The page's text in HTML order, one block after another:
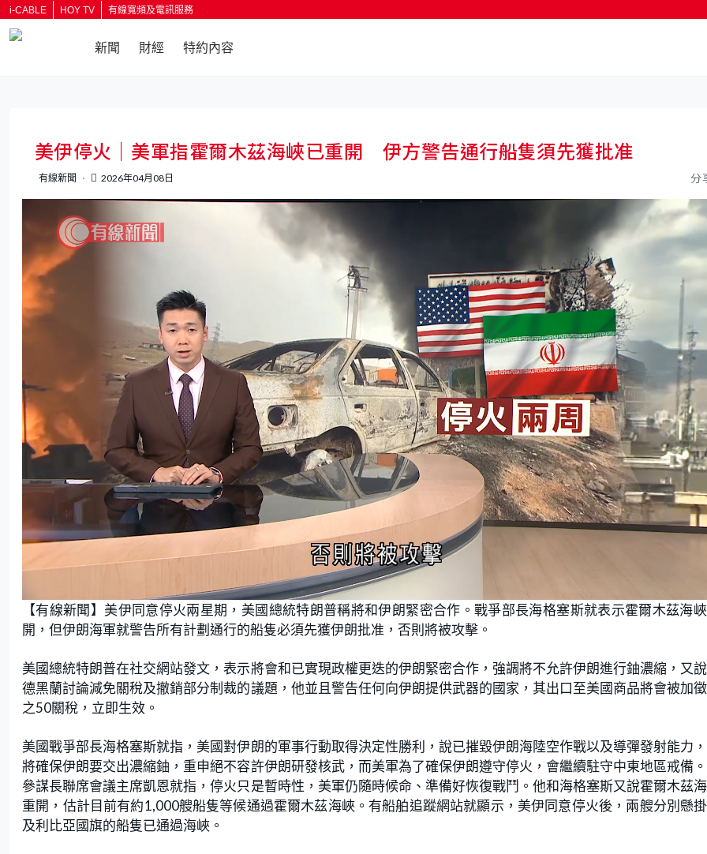
i-CABLE HOY TV 有線寬頻及電訊服務
新聞 財經 特約內容
美伊停火｜美軍指霍爾木茲海峽已重開 伊方警告通行船隻須先獲批准
有線新聞 2026年04月08日 分
n
m
u
t
e
o
a
d
e
d
:
.
6
9
%
【有線新聞】美伊同意停火兩星期，美國總統特朗普稱將和伊朗緊密合作。戰爭部長海格塞斯就表示霍爾木茲海
開，但伊朗海軍就警告所有計劃通行的船隻必須先獲伊朗批准，否則將被攻擊。
美國總統特朗普在社交網站發文，表示將會和已實現政權更迭的伊朗緊密合作，強調將不允許伊朗進行鈾濃縮，又
德黑蘭討論減免關稅及撤銷部分制裁的議題，他並且警告任何向伊朗提供武器的國家，其出口至美國商品將會被加
之50關稅，立即生效。
美國戰爭部長海格塞斯就指，美國對伊朗的軍事行動取得決定性勝利，說已摧毀伊朗海陸空作戰以及導彈發射能力
將確保伊朗要交出濃縮鈾，重申絕不容許伊朗研發核武，而美軍為了確保伊朗遵守停火，會繼續駐守中東地區戒備
參謀長聯席會議主席凱恩就指，停火只是暫時性，美軍仍隨時候命、準備好恢復戰鬥。他和海格塞斯又說霍爾木茲
重開，估計目前有約1,000艘船隻等候通過霍爾木茲海峽。有船舶追蹤網站就顯示，美伊同意停火後，兩艘分別懸
及利比亞國旗的船隻已通過海峽。